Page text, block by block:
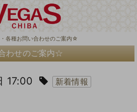
各種お問い合わせのご案内☆
わせのご案内☆
17:00 新着情報